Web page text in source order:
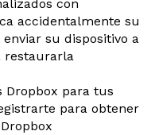
con
accidentalmente su
su dispositivo a
restaurarla
Dropbox para tus
para obtener